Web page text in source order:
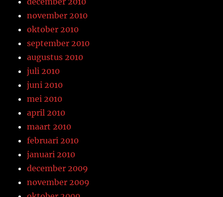
november 2010
oktober 2010
september 2010
augustus 2010
juli 2010
juni 2010
mei 2010
april 2010
maart 2010
februari 2010
januari 2010
december 2009
november 2009